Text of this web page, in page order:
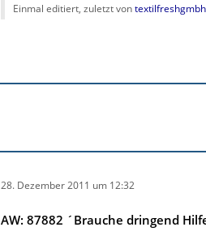
Einmal editiert, zuletzt vontextilfreshgmbh
28. Dezember 2011 um 12:32
AW: 87882 ´Brauche dringend